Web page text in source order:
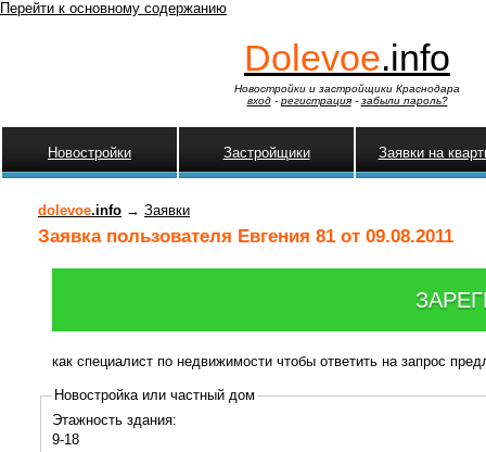
Перейти к основному содержанию
Dolevoe.info
Новостройки и застройщики Краснодара
вход- регистрация- забыли пароль?
Новостройки Застройщики Заявки на
dolevoe.info → Заявки
Заявка пользователя Евгения 81 от 09.08.2011
как специалист по недвижимости чтобы ответить на запрос
Новостройка или частный дом
Этажность здания:
9-18